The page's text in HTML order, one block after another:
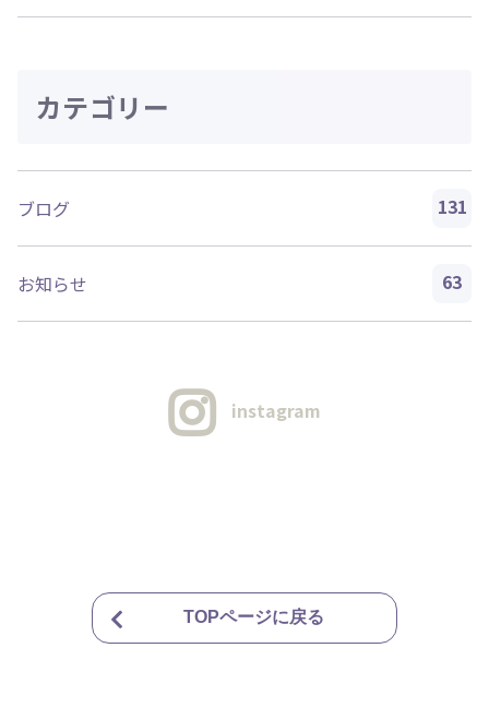
カテゴリー
ブログ 131
お知らせ 63
instagram
TOPページに戻る